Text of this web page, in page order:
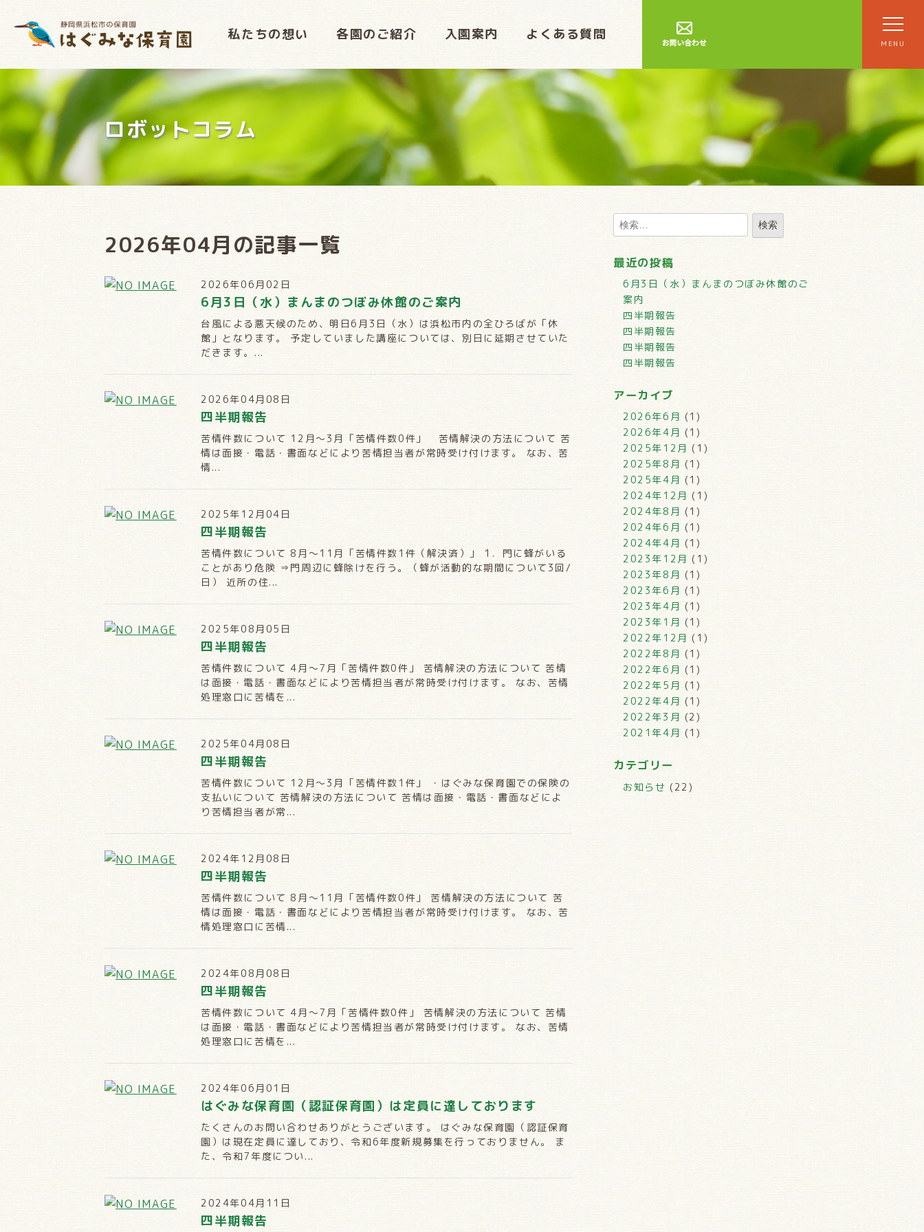
私たちの想い 各園のご紹介 入園案内 よくある質問
MENU
ロボットコラム
2026年04月の記事一覧
2026年06月02日
6月3日（水）まんまのつぼみ休館のご案内
台風による悪天候のため、明日6月3日（水）は浜松市内の全ひろばが「休
館」となります。 予定していました講座については、別日に延期させていた
だきます。...
2026年04月08日
四半期報告
苦情件数について 12月〜3月「苦情件数0件」 苦情解決の方法について 苦
情は面接・電話・書面などにより苦情担当者が常時受け付けます。 なお、苦
情...
2025年12月04日
四半期報告
苦情件数について 8月〜11月「苦情件数1件（解決済）」 1．門に蜂がいる
ことがあり危険 ⇒門周辺に蜂除けを行う。（蜂が活動的な期間について3回/
日） 近所の住...
2025年08月05日
四半期報告
苦情件数について 4月〜7月「苦情件数0件」 苦情解決の方法について 苦情
は面接・電話・書面などにより苦情担当者が常時受け付けます。 なお、苦情
処理窓口に苦情を...
2025年04月08日
四半期報告
苦情件数について 12月〜3月「苦情件数1件」 ・はぐみな保育園での保険の
支払いについて 苦情解決の方法について 苦情は面接・電話・書面などによ
り苦情担当者が常...
2024年12月08日
四半期報告
苦情件数について 8月〜11月「苦情件数0件」 苦情解決の方法について 苦
情は面接・電話・書面などにより苦情担当者が常時受け付けます。 なお、苦
情処理窓口に苦情...
2024年08月08日
四半期報告
苦情件数について 4月〜7月「苦情件数0件」 苦情解決の方法について 苦情
は面接・電話・書面などにより苦情担当者が常時受け付けます。 なお、苦情
処理窓口に苦情を...
2024年06月01日
はぐみな保育園（認証保育園）は定員に達しております
たくさんのお問い合わせありがとうございます。 はぐみな保育園（認証保育
園）は現在定員に達しており、令和6年度新規募集を行っておりません。 ま
た、令和7年度につい...
2024年04月11日
四半期報告
最近の投稿
6月3日（水）まんまのつぼみ休館のご
案内
四半期報告
四半期報告
四半期報告
四半期報告
アーカイブ
2026年6月 (1)
2026年4月 (1)
2025年12月 (1)
2025年8月 (1)
2025年4月 (1)
2024年12月 (1)
2024年8月 (1)
2024年6月 (1)
2024年4月 (1)
2023年12月 (1)
2023年8月 (1)
2023年6月 (1)
2023年4月 (1)
2023年1月 (1)
2022年12月 (1)
2022年8月 (1)
2022年6月 (1)
2022年5月 (1)
2022年4月 (1)
2022年3月 (2)
2021年4月 (1)
カテゴリー
お知らせ (22)